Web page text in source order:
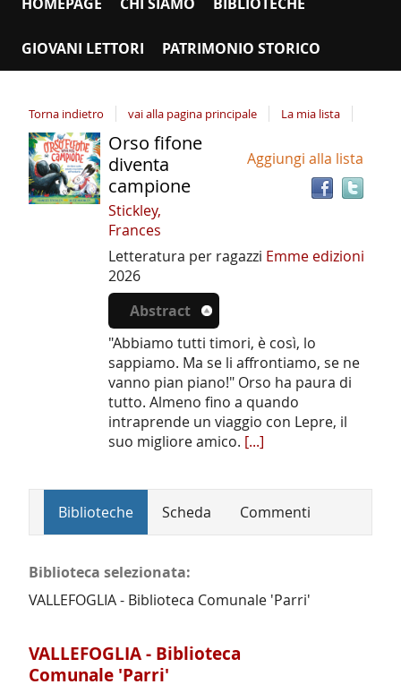
GIOVANI LETTORI PATRIMONIO STORICO
Torna indietro vai alla pagina principale La mia lista
Dettaglio
del
documento
Aggiungi alla lista
Orso fifone
diventa
campione
Stickley,
Frances
Letteratura per ragazzi Emme edizioni
2026
Abstract
"Abbiamo tutti timori, è così, lo
sappiamo. Ma se li affrontiamo, se ne
vanno pian piano!" Orso ha paura di
tutto. Almeno fino a quando
intraprende un viaggio con Lepre, il
suo migliore amico. [...]
Biblioteche Scheda Commenti
Biblioteca selezionata:
VALLEFOGLIA - Biblioteca Comunale 'Parri'
VALLEFOGLIA - Biblioteca
Comunale 'Parri'